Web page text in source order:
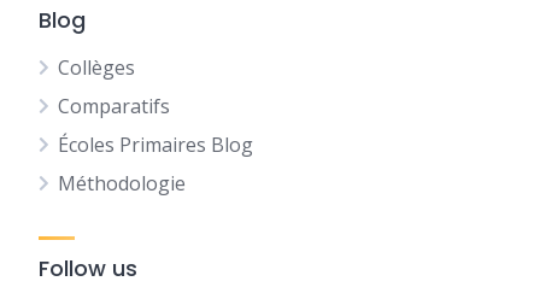
Blog
Collèges
Comparatifs
Écoles Primaires Blog
Méthodologie
Follow us